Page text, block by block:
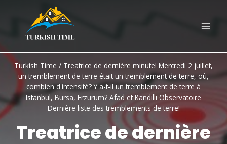
content
Turkish Time / Treatrice de dernière minute! Mercredi 2 juillet,
un tremblement de terre était un tremblement de terre, où,
combien d'intensité? Y a-t-il un tremblement de terre à
Istanbul, Bursa, Erzurum? Afad et Kandilli Observatoire
Dernière liste des tremblements de terre!
Treatrice de dernière